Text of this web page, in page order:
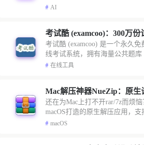
输入，100% 本地处理，安全又
# AI
考试酷 (examcoo)：300万
搭建线上考试系统
考试酷 (examcoo) 是一个永久
线考试系统，拥有海量公共题库
万道试题），覆盖考研、考公、
上考试的利器。
# 在线工具
Mac解压神器NueZip：原生
无广告高效解压
还在为Mac上打不开rar/7z而烦
macOS打造的原生解压应用，支
码解压、批量处理，无广告纯净
# macOS